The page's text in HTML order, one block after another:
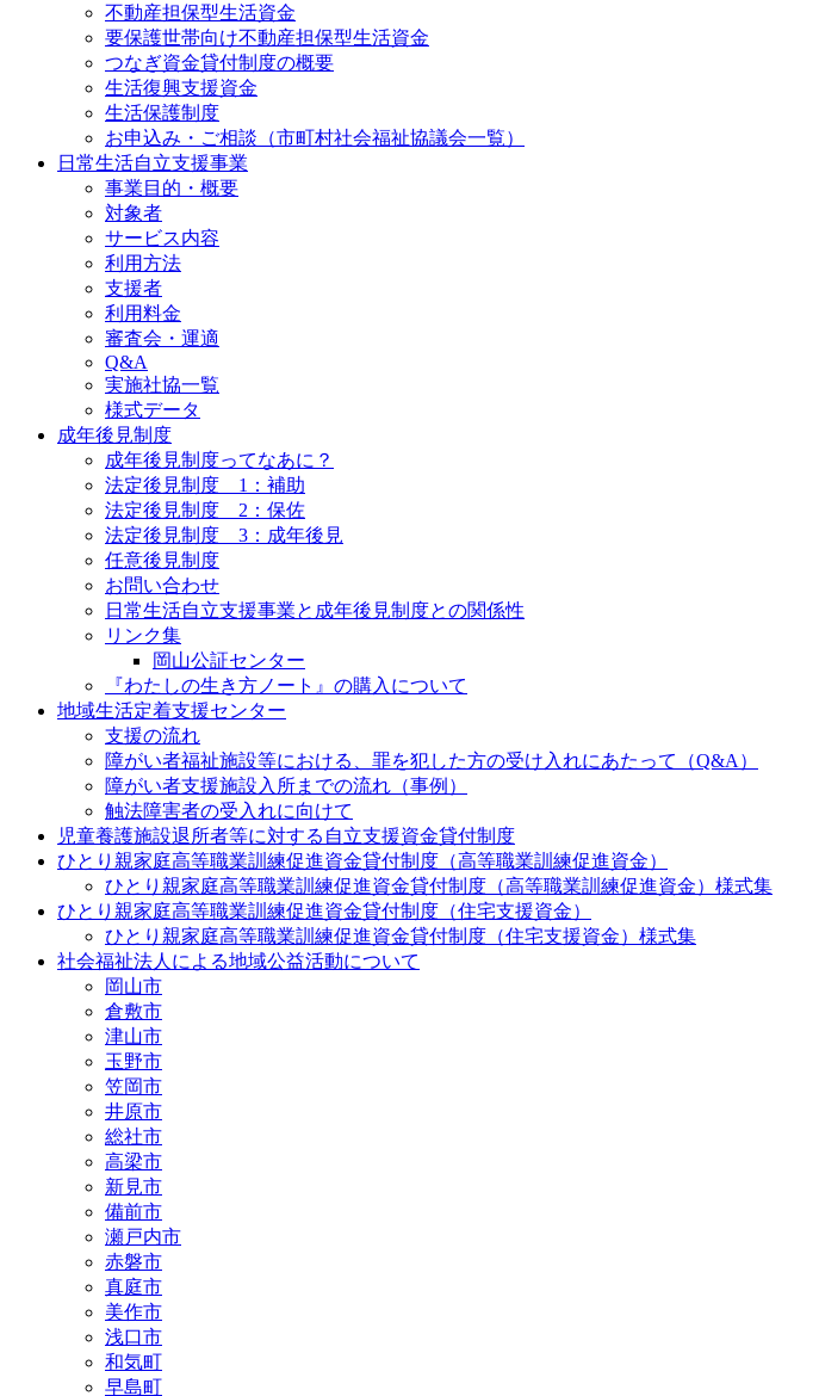
不動産担保型生活資金
要保護世帯向け不動産担保型生活資金
つなぎ資金貸付制度の概要
生活復興支援資金
生活保護制度
お申込み・ご相談（市町村社会福祉協議会一覧）
日常生活自立支援事業
事業目的・概要
対象者
サービス内容
利用方法
支援者
利用料金
審査会・運適
Q&A
実施社協一覧
様式データ
成年後見制度
成年後見制度ってなあに？
法定後見制度 1：補助
法定後見制度 2：保佐
法定後見制度 3：成年後見
任意後見制度
お問い合わせ
日常生活自立支援事業と成年後見制度との関係性
リンク集
岡山公証センター
『わたしの生き方ノート』の購入について
地域生活定着支援センター
支援の流れ
障がい者福祉施設等における、罪を犯した方の受け入れにあたって（Q&A）
障がい者支援施設入所までの流れ（事例）
触法障害者の受入れに向けて
児童養護施設退所者等に対する自立支援資金貸付制度
ひとり親家庭高等職業訓練促進資金貸付制度（高等職業訓練促進資金）
ひとり親家庭高等職業訓練促進資金貸付制度（高等職業訓練促進資金）様式集
ひとり親家庭高等職業訓練促進資金貸付制度（住宅支援資金）
ひとり親家庭高等職業訓練促進資金貸付制度（住宅支援資金）様式集
社会福祉法人による地域公益活動について
岡山市
倉敷市
津山市
玉野市
笠岡市
井原市
総社市
高梁市
新見市
備前市
瀬戸内市
赤磐市
真庭市
美作市
浅口市
和気町
早島町